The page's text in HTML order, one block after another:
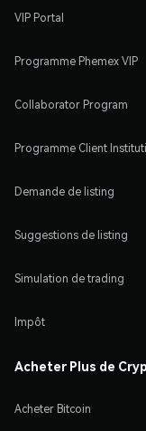
VIP Portal
Programme Phemex VIP
Collaborator Program
Programme Client
Demande de listing
Suggestions de listing
Simulation de trading
Impôt
Acheter Plus de
Acheter Bitcoin